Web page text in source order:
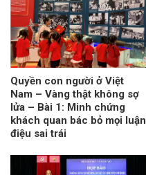
Quyền con người ở Việt
Nam – Vàng thật không sợ
lửa – Bài 1: Minh chứng
khách quan bác bỏ mọi luận
điệu sai trái